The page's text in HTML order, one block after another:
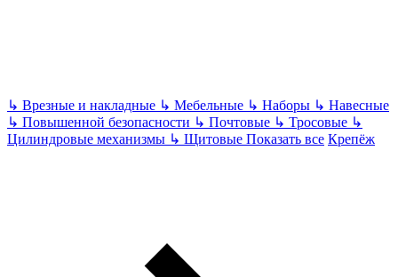
↳ Врезные и накладные ↳ Мебельные ↳ Наборы ↳ Навесные
↳ Повышенной безопасности ↳ Почтовые ↳ Тросовые ↳
Цилиндровые механизмы ↳ Щитовые Показать все Крепёж